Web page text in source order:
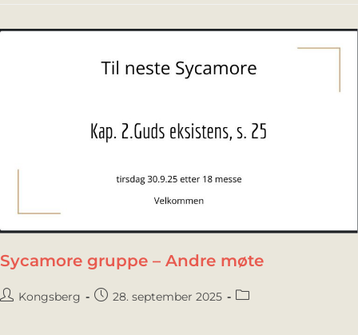
Sycamore gruppe – Andre møte
Kongsberg 28. september 2025